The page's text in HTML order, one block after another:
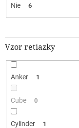
Nie 6
Vzor retiazky
Anker 1
Cube 0
Cylinder 1